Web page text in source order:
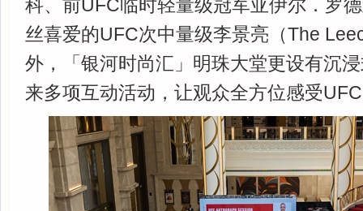
科、前UFC临时轻量级冠军亚伊尔．罗
丝喜爱的UFC次中量级李景亮（The
外，「银河时尚汇」明珠大堂更设有沉
来多项互动活动，让观众全方位感受